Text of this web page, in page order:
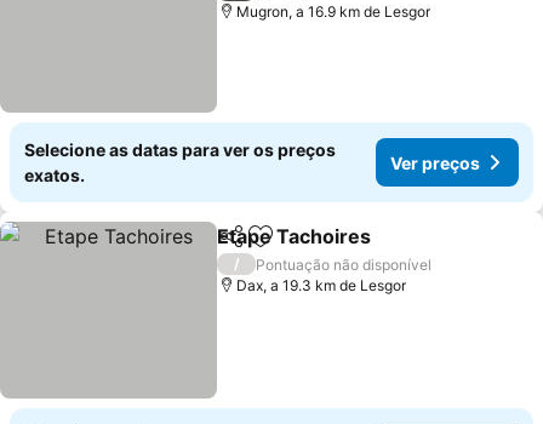
Mugron, a 16.9 km de Lesgor
Selecione as datas para ver os preços
exatos.
Ver preços
PartilharAdicionar aos favoritos
Etape Tachoires
/
Pontuação não disponível
Dax, a 19.3 km de Lesgor